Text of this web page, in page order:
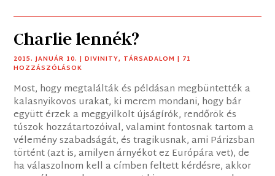
Charlie lennék?
2015. JANUÁR 10. |DIVINITY, TÁRSADALOM | 71
HOZZÁSZÓLÁSOK
Most, hogy megtalálták és példásan megbüntették a
kalasnyikovos urakat, ki merem mondani, hogy bár
együtt érzek a meggyilkolt újságírók, rendőrök és
túszok hozzátartozóival, valamint fontosnak tartom a
vélemény szabadságát, és tragikusnak, ami Párizsban
történt (azt is, amilyen árnyékot ez Európára vet), de
ha válaszolnom kell a címben feltett kérdésre, akkor